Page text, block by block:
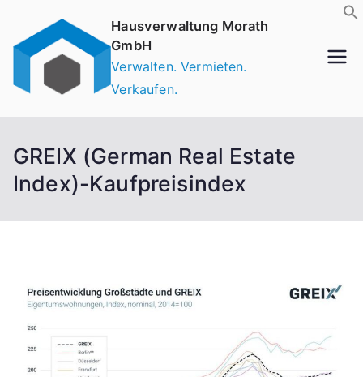
Inhalt
springen
Hausverwaltung Morath
GmbH
Verwalten. Vermieten.
Verkaufen.
GREIX (German Real Estate
Index)-Kaufpreisindex